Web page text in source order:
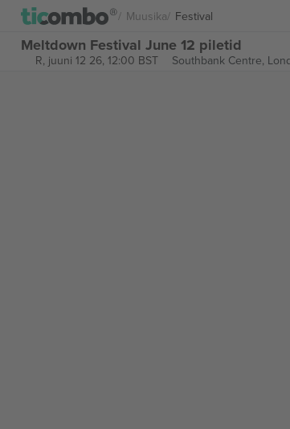
Muusika Festival
Meltdown Festival June 12 piletid
R, juuni 12 26, 12:00 BST Southbank Centre,